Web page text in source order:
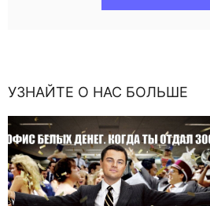
УЗНАЙТЕ О НАС БОЛЬШЕ